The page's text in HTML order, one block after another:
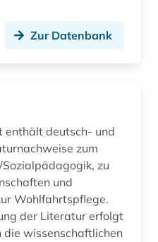
Zur Datenbank
enthält deutsch- und
zum
zu
und
Wohlfahrtspflege.
der Literatur erfolgt
wissenschaftlichen